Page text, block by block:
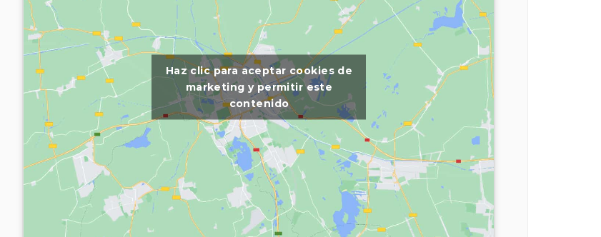
Haz clic para aceptar cookies de
marketing y permitir este
contenido